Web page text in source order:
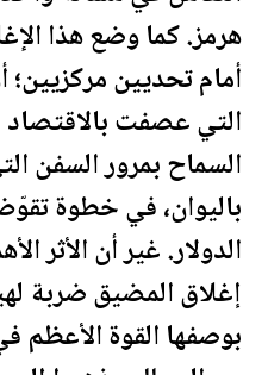
هرمز. كما وضع هذا
أمام تحديين مركزيين؛
التي عصفت بالاقتصاد
السماح بمرور السفن
باليوان، في خطوة
الدولار. غير أن الأثر
إغلاق المضيق ضربة
بوصفها القوة الأعظم